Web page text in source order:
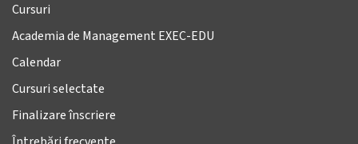
Cursuri
Academia de Management EXEC-EDU
Calendar
Cursuri selectate
Finalizare înscriere